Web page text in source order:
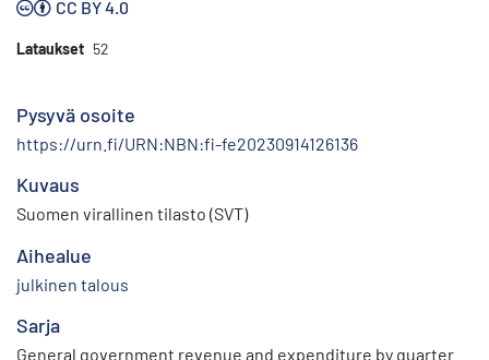
CC BY 4.0
Lataukset 52
Pysyvä osoite
https://urn.fi/URN:NBN:fi-fe20230914126136
Kuvaus
Suomen virallinen tilasto (SVT)
Aihealue
julkinen talous
Sarja
General government revenue and expenditure by quarter